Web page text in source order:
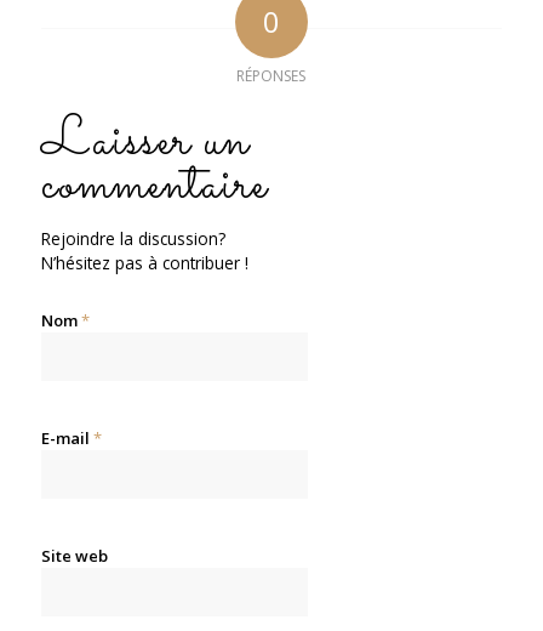
0
RÉPONSES
Laisser un
commentaire
Rejoindre la discussion?
N’hésitez pas à contribuer !
Nom*
E-mail *
Site web